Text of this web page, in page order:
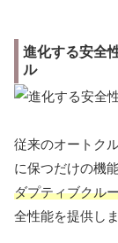
進化する安全
ル
従来のオートク
に保つだけの機
ダプティブクル
全性能を提供しま